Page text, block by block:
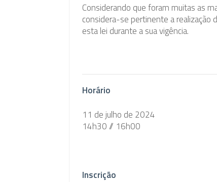
Considerando que foram muitas as
considera-se pertinente a realização
esta lei durante a sua vigência.
Horário
11 de julho de 2024
14h30 // 16h00
Inscrição